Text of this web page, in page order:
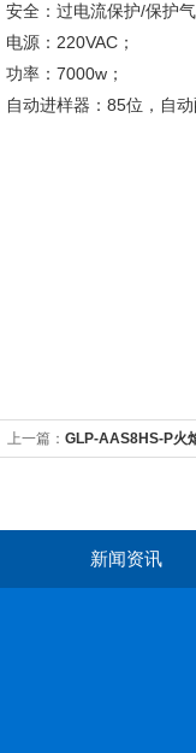
安全：过电流保护/保护
电源：220VAC；
功率：7000w；
自动进样器：85位，自
上一篇： GLP-AAS8HS-P火
新闻资讯